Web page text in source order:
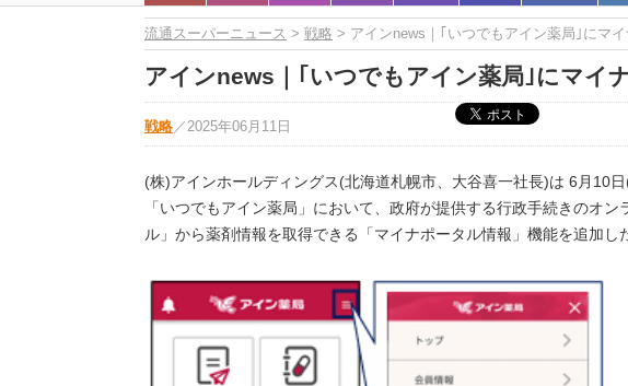
流通スーパーニュース > 戦略 > アインnews｜｢いつでもアイン薬局｣にマ
アインnews｜｢いつでもアイン薬局｣にマイ
戦略 ／ 2025年06月11日
(株)アインホールディングス(北海道札幌市、大谷喜一社長)は 6月10
「いつでもアイン薬局」において、政府が提供する行政手続きのオ
ル」から薬剤情報を取得できる「マイナポータル情報」機能を追加し